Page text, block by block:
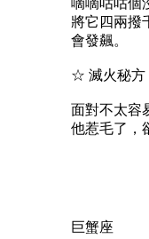
嘀嘀咕咕個
將它四兩撥
會發飆。
☆ 滅火秘方
面對不太容
他惹毛了，
巨蟹座